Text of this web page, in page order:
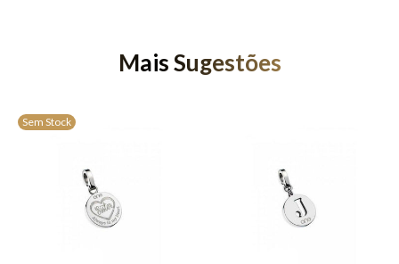
Mais Sugestões
Sem Stock